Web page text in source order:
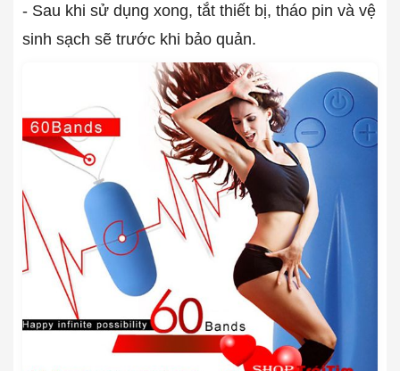
- Sau khi sử dụng xong, tắt thiết bị, tháo pin và vệ
sinh sạch sẽ trước khi bảo quản.